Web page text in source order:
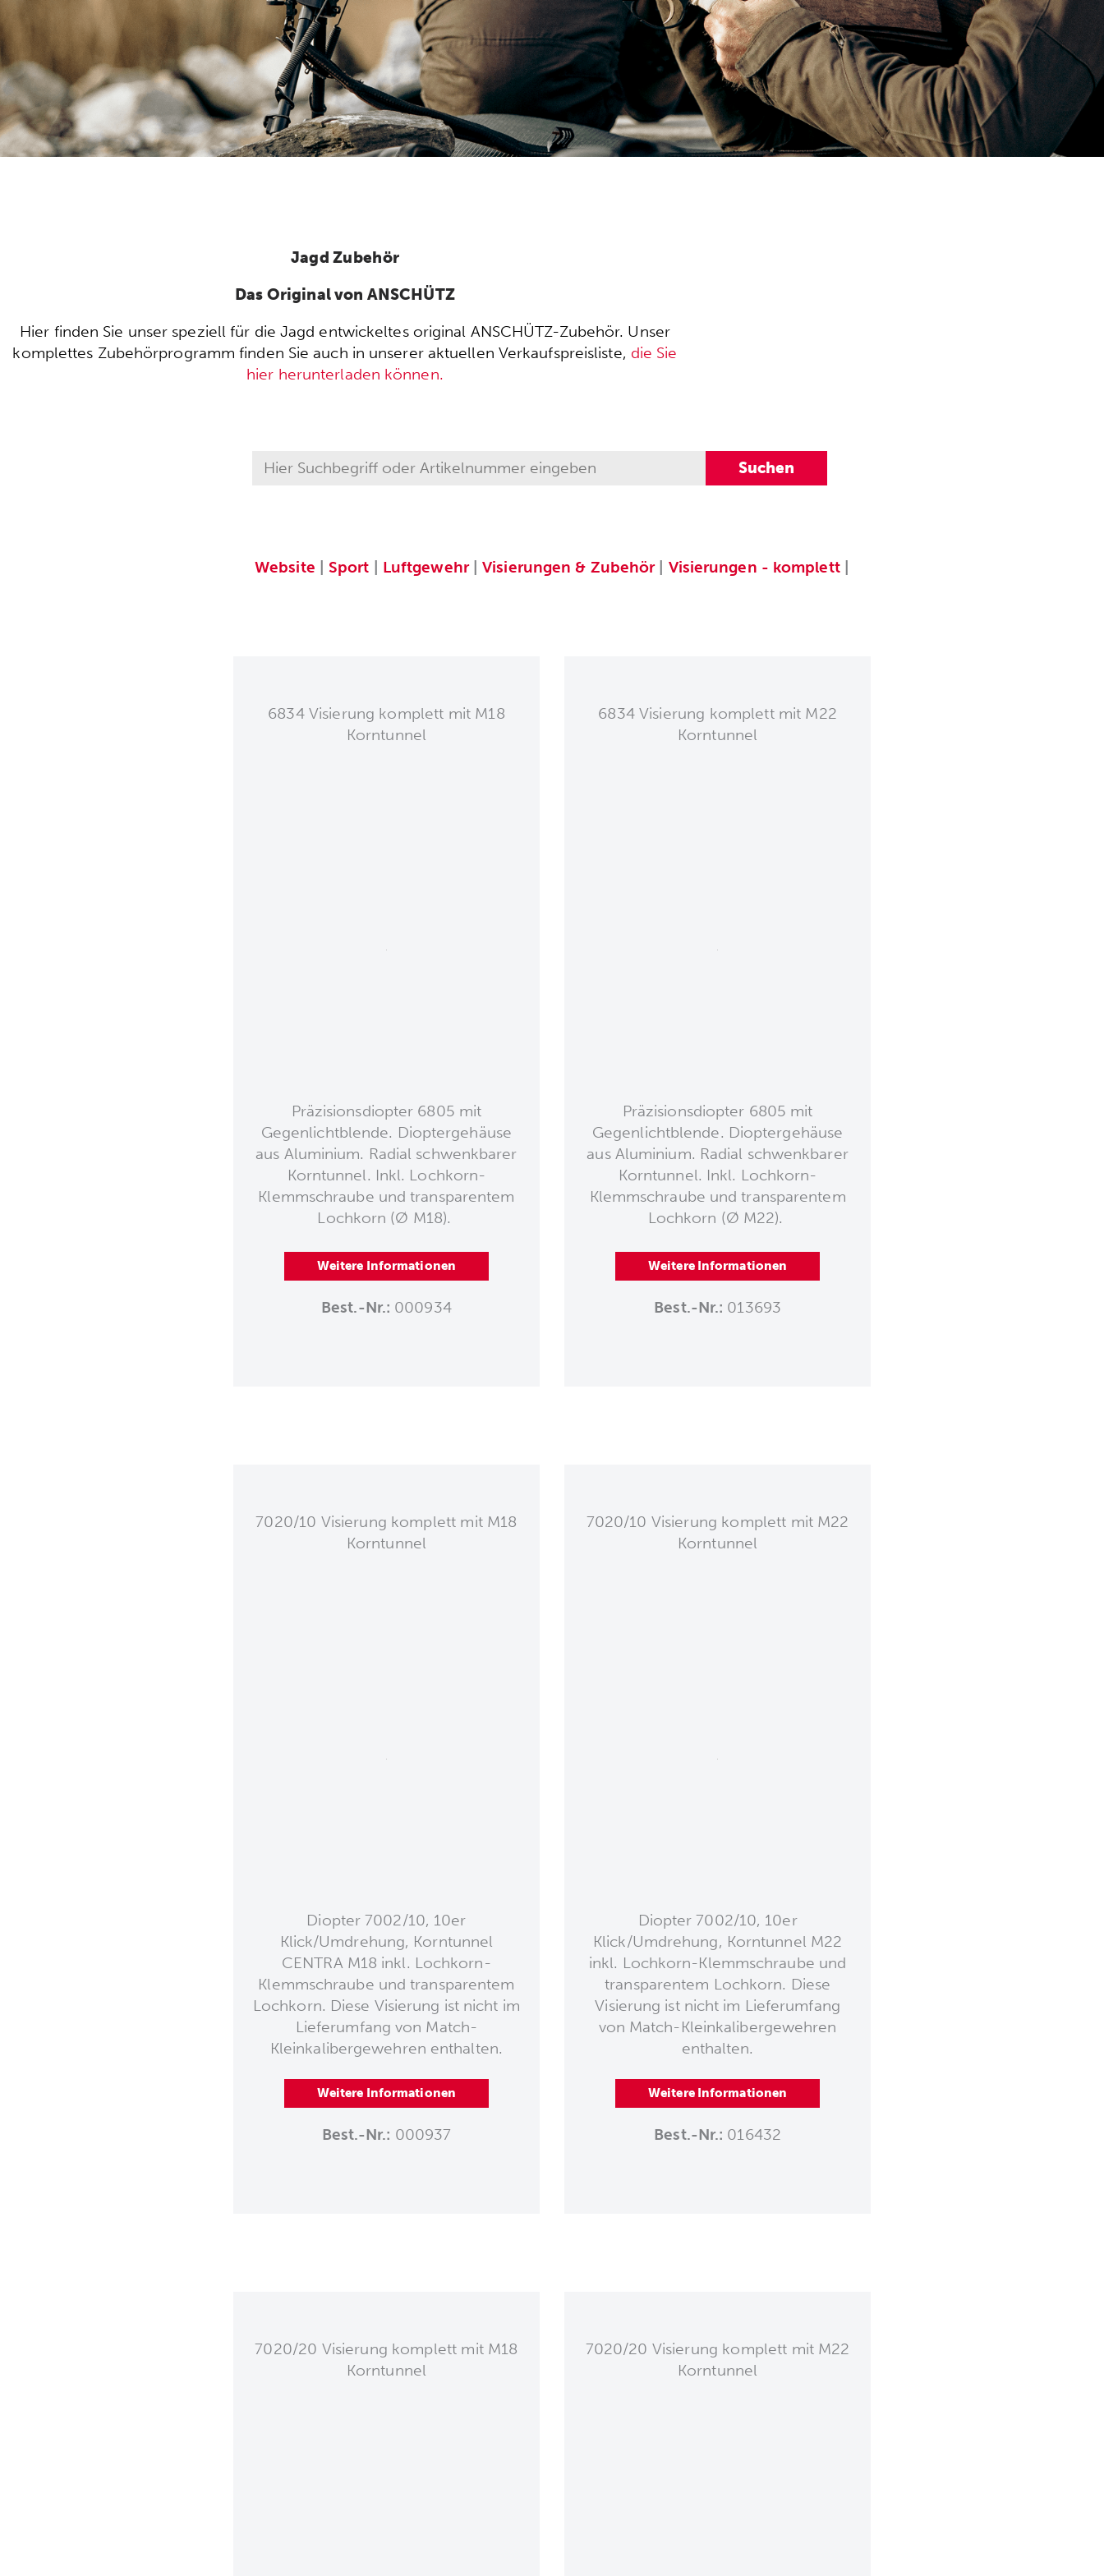
Jagd Zubehör
Das Original von ANSCHÜTZ
Hier finden Sie unser speziell für die Jagd entwickeltes original ANSCHÜTZ-Zubehör. Unser
komplettes Zubehörprogramm finden Sie auch in unserer aktuellen Verkaufspreisliste, die Sie
hier herunterladen können.
Website |Sport Luftgewehr|Visierungen & Zubehör| Visierungen - komplett|
6834 Visierung komplett mit M18
Korntunnel
Präzisionsdiopter 6805 mit
Gegenlichtblende. Dioptergehäuse
aus Aluminium. Radial schwenkbarer
Korntunnel. Inkl. Lochkorn-
Klemmschraube und transparentem
Lochkorn (Ø M18).
Weitere Informationen
Best.-Nr.: 000934
6834 Visierung komplett mit M22
Korntunnel
Präzisionsdiopter 6805 mit
Gegenlichtblende. Dioptergehäuse
aus Aluminium. Radial schwenkbarer
Korntunnel. Inkl. Lochkorn-
Klemmschraube und transparentem
Lochkorn (Ø M22).
Weitere Informationen
Best.-Nr.: 013693
7020/10 Visierung komplett mit M18
Korntunnel
Diopter 7002/10, 10er
Klick/Umdrehung, Korntunnel
CENTRA M18 inkl. Lochkorn-
Klemmschraube und transparentem
Lochkorn. Diese Visierung ist nicht im
Lieferumfang von Match-
Kleinkalibergewehren enthalten.
Weitere Informationen
Best.-Nr.: 000937
7020/10 Visierung komplett mit M22
Korntunnel
Diopter 7002/10, 10er
Klick/Umdrehung, Korntunnel M22
inkl. Lochkorn-Klemmschraube und
transparentem Lochkorn. Diese
Visierung ist nicht im Lieferumfang
von Match-Kleinkalibergewehren
enthalten.
Weitere Informationen
Best.-Nr.: 016432
7020/20 Visierung komplett mit M18
Korntunnel
7020/20 Visierung komplett mit M22
Korntunnel